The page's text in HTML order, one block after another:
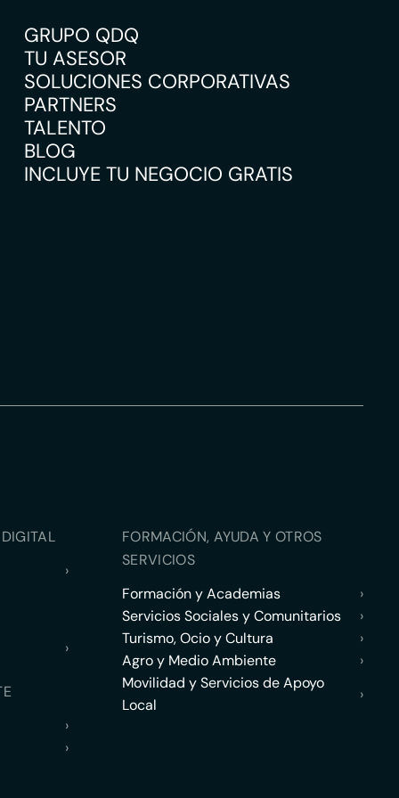
GRUPO QDQ
TU ASESOR
SOLUCIONES CORPORATIVAS
PARTNERS
TALENTO
BLOG
INCLUYE TU NEGOCIO GRATIS
›
›
›
›
FORMACIÓN, AYUDA Y OTROS
SERVICIOS
Formación y Academias
›
Servicios Sociales y Comunitarios
›
Turismo, Ocio y Cultura
›
Agro y Medio Ambiente
›
Movilidad y Servicios de Apoyo
Local
›